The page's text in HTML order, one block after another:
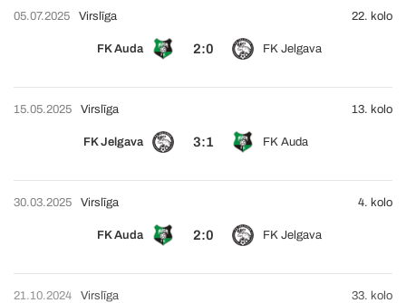
05.07.2025
FK Auda 2:0 FK Jelgava
Virslīga 22. kolo
15.05.2025
FK Jelgava 3:1 FK Auda
Virslīga 13. kolo
30.03.2025
FK Auda 2:0 FK Jelgava
Virslīga 4. kolo
21.10.2024 Virslīga 33. kolo